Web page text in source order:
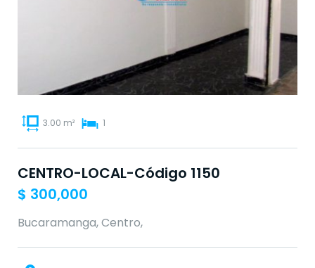
3.00 m² 1
CENTRO-LOCAL-Código 1150
$ 300,000
Bucaramanga, Centro,